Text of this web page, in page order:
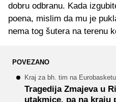
dobru odbranu. Kada
poena, mislim da mu je
nema tog šutera na terenu
POVEZANO
Kraj za bh. tim na Eurobasketu
Tragedija Zmajeva u
utakmice, pa na kraju